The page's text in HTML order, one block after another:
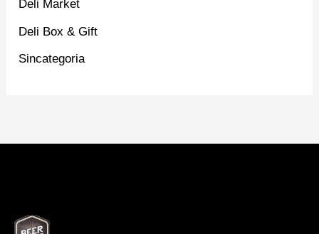
Deli Market
Deli Box & Gift
Sincategoria